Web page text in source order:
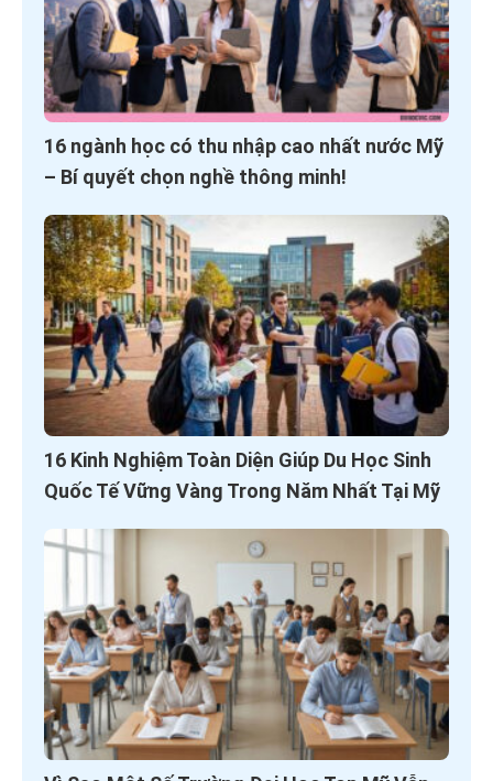
16 ngành học có thu nhập cao nhất nước Mỹ
– Bí quyết chọn nghề thông minh!
16 Kinh Nghiệm Toàn Diện Giúp Du Học Sinh
Quốc Tế Vững Vàng Trong Năm Nhất Tại Mỹ